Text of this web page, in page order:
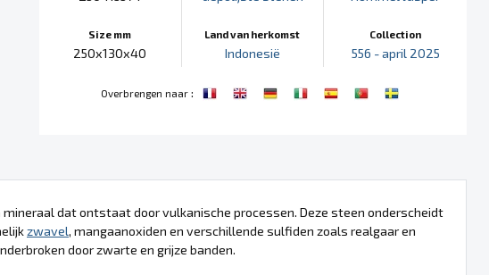
Size mm
250x130x40
Land van herkomst
Indonesië
Collection
556 - april 2025
Overbrengen naar :
mineraal dat ontstaat door vulkanische processen. Deze steen onderscheidt
zwavel, mangaanoxiden en verschillende sulfiden zoals realgaar en
door zwarte en grijze banden.